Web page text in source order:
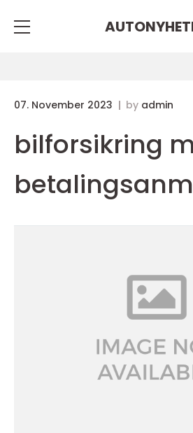
07. November 2023 by admin
bilforsikring